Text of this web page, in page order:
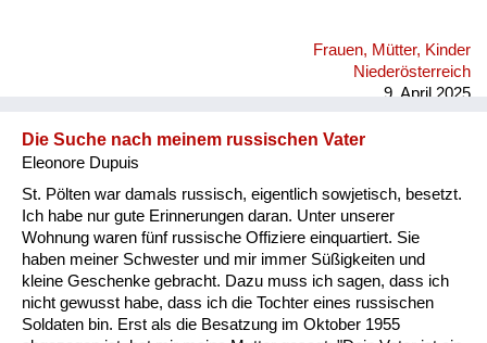
Frauen, Mütter, Kinder
Niederösterreich
9. April 2025
Die Suche nach meinem russischen Vater
Eleonore Dupuis
St. Pölten war damals russisch, eigentlich sowjetisch, besetzt.
Ich habe nur gute Erinnerungen daran. Unter unserer
Wohnung waren fünf russische Offiziere einquartiert. Sie
haben meiner Schwester und mir immer Süßigkeiten und
kleine Geschenke gebracht. Dazu muss ich sagen, dass ich
nicht gewusst habe, dass ich die Tochter eines russischen
Soldaten bin. Erst als die Besatzung im Oktober 1955